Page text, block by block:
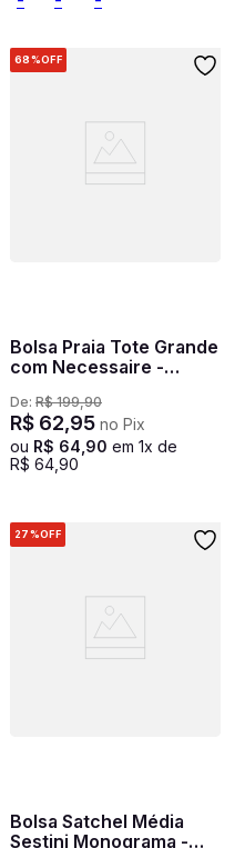
68%OFF
Bolsa Praia Tote Grande
com Necessaire -
De: R$ 199,90
R$ 62,95 no Pix
ou R$ 64 90 em 1x de
R$ 64 90
27%OFF
Bolsa Satchel Média
Sestini Monograma -